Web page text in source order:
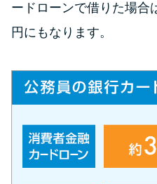
アコムと
底解説！
説！ も
方法は
ードローンで借りた場合
円にもなります。